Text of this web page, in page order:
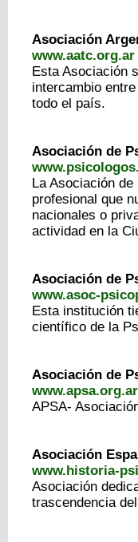
Asociación
www.aatc.org.ar
Esta Asociación
intercambio
todo el país.
Asociación de
La Asociación
profesional que
nacionales o
actividad en la
Asociación de
www.asoc-
Esta institución
científico de la
Asociación de
www.apsa.org.ar
APSA-
Asociación
www.historia-
Asociación
trascendencia